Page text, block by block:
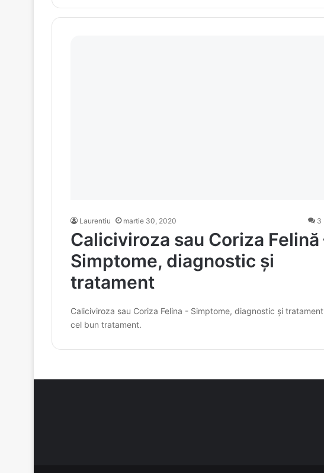
Laurentiu martie 30, 2020 3
Caliciviroza sau Coriza Felină
Simptome, diagnostic și
tratament
Caliciviroza sau Coriza Felina - Simptome, diagnostic și
cel bun tratament.